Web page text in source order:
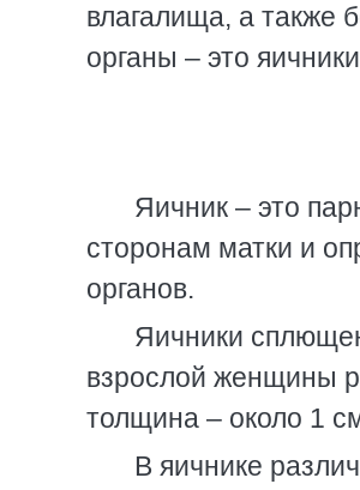
влагалища, а также
органы – это
Яичник – это
сторонам матки и
органов.
Яичники
взрослой женщины
толщина – около 1
В яичнике